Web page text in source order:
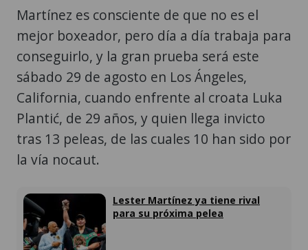
Martínez es consciente de que no es el
mejor boxeador, pero día a día trabaja para
conseguirlo, y la gran prueba será este
sábado 29 de agosto en Los Ángeles,
California, cuando enfrente al croata Luka
Plantić, de 29 años, y quien llega invicto
tras 13 peleas, de las cuales 10 han sido por
la vía nocaut.
Lester Martínez ya tiene rival
para su próxima pelea